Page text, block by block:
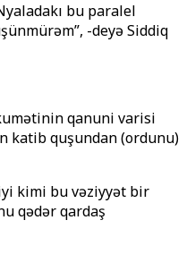
bu paralel
-deyə Siddiq
qanuni varisi
katib quşundan (ordunu)
kimi bu vəziyyət bir
qədər qardaş